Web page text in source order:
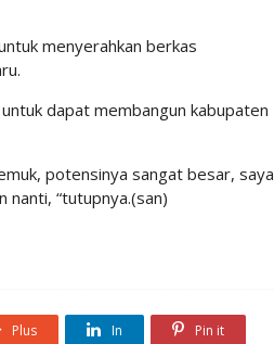
menyerahkan berkas
dapat membangun kabupaten
potensinya sangat besar, saya
nanti, “tutupnya.(san)
Plus In Pin it